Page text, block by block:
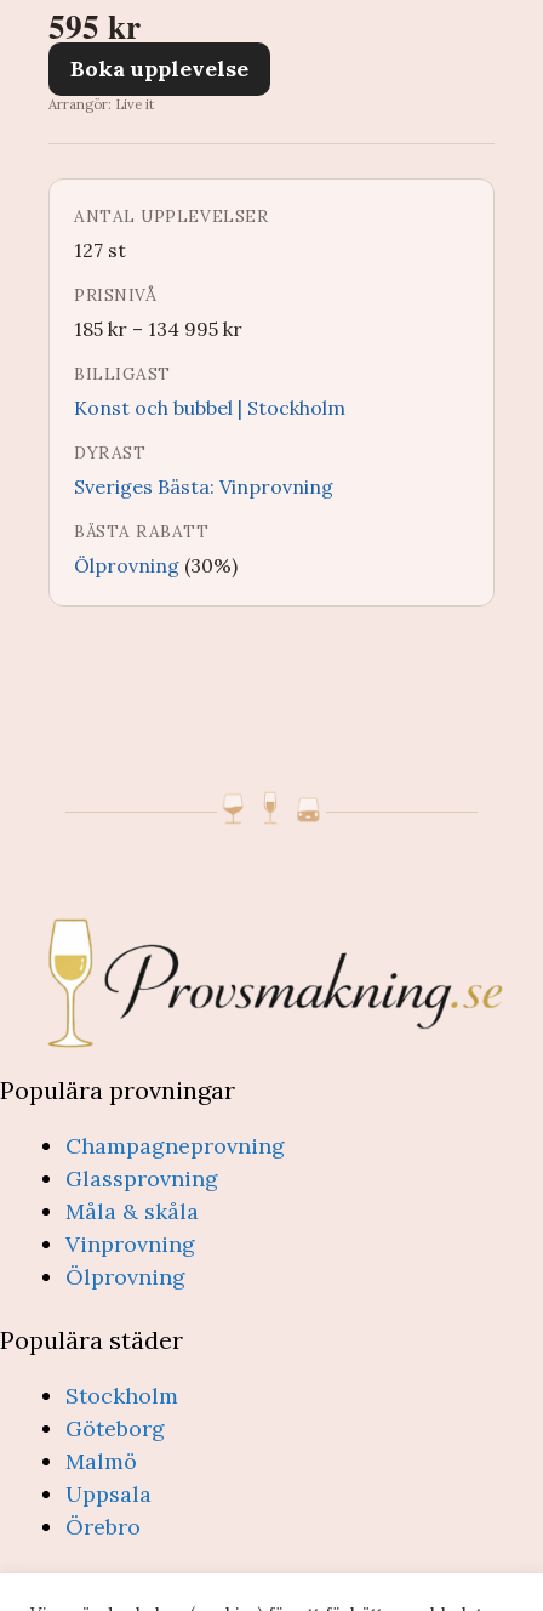
595 kr
Boka upplevelse
Arrangör: Live it
ANTAL UPPLEVELSER
127 st
PRISNIVÅ
185 kr – 134 995 kr
BILLIGAST
Konst och bubbel | Stockholm
DYRAST
Sveriges Bästa: Vinprovning
BÄSTA RABATT
Ölprovning (30%)
Populära provningar
Champagneprovning
Glassprovning
Måla & skåla
Vinprovning
Ölprovning
Populära städer
Stockholm
Göteborg
Malmö
Uppsala
Örebro